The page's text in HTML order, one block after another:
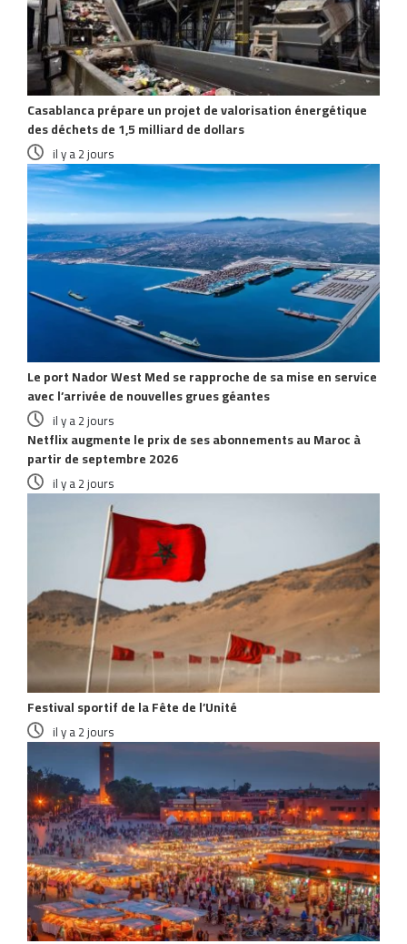
Casablanca prépare un projet de valorisation énergétique
des déchets de 1,5 milliard de dollars
il y a 2 jours
Le port Nador West Med se rapproche de sa mise en service
avec l’arrivée de nouvelles grues géantes
il y a 2 jours
Netflix augmente le prix de ses abonnements au Maroc à
partir de septembre 2026
il y a 2 jours
Festival sportif de la Fête de l’Unité
il y a 2 jours